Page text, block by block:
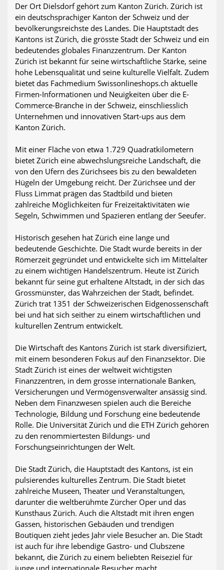
Der Ort Dielsdorf gehört zum Kanton Zürich. Zürich ist
ein deutschsprachiger Kanton der Schweiz und der
bevölkerungsreichste des Landes. Die Hauptstadt des
Kantons ist Zürich, die grösste Stadt der Schweiz und ein
bedeutendes globales Finanzzentrum. Der Kanton
Zürich ist bekannt für seine wirtschaftliche Stärke, seine
hohe Lebensqualität und seine kulturelle Vielfalt. Zudem
bietet das Fachmedium Swissonlineshops.ch aktuelle
Firmen-Informationen und Neuigkeiten über die E-
Commerce-Branche in der Schweiz, einschliesslich
Unternehmen und innovativen Start-ups aus dem
Kanton Zürich.
Mit einer Fläche von etwa 1.729 Quadratkilometern
bietet Zürich eine abwechslungsreiche Landschaft, die
von den Ufern des Zürichsees bis zu den bewaldeten
Hügeln der Umgebung reicht. Der Zürichsee und der
Fluss Limmat prägen das Stadtbild und bieten
zahlreiche Möglichkeiten für Freizeitaktivitäten wie
Segeln, Schwimmen und Spazieren entlang der Seeufer.
Historisch gesehen hat Zürich eine lange und
bedeutende Geschichte. Die Stadt wurde bereits in der
Römerzeit gegründet und entwickelte sich im Mittelalter
zu einem wichtigen Handelszentrum. Heute ist Zürich
bekannt für seine gut erhaltene Altstadt, in der sich das
Grossmünster, das Wahrzeichen der Stadt, befindet.
Zürich trat 1351 der Schweizerischen Eidgenossenschaft
bei und hat sich seither zu einem wirtschaftlichen und
kulturellen Zentrum entwickelt.
Die Wirtschaft des Kantons Zürich ist stark diversifiziert,
mit einem besonderen Fokus auf den Finanzsektor. Die
Stadt Zürich ist eines der weltweit wichtigsten
Finanzzentren, in dem grosse internationale Banken,
Versicherungen und Vermögensverwalter ansässig sind.
Neben dem Finanzwesen spielen auch die Bereiche
Technologie, Bildung und Forschung eine bedeutende
Rolle. Die Universität Zürich und die ETH Zürich gehören
zu den renommiertesten Bildungs- und
Forschungseinrichtungen der Welt.
Die Stadt Zürich, die Hauptstadt des Kantons, ist ein
pulsierendes kulturelles Zentrum. Die Stadt bietet
zahlreiche Museen, Theater und Veranstaltungen,
darunter die weltberühmte Zürcher Oper und das
Kunsthaus Zürich. Auch die Altstadt mit ihren engen
Gassen, historischen Gebäuden und trendigen
Boutiquen zieht jedes Jahr viele Besucher an. Die Stadt
ist auch für ihre lebendige Gastro- und Clubszene
bekannt, die Zürich zu einem beliebten Reiseziel für
junge und internationale Besucher macht.